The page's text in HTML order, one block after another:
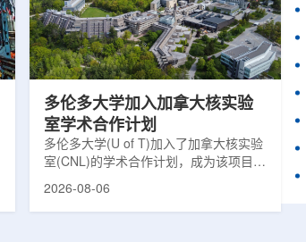
响微电子器件的性能和寿命。(图片由
ChatGPT 提供。)微电子器件广泛用于
智能手机、笔记本电脑、安全通信和人
工...
多伦多大学加入加拿大核实验
室学术合作计划
多伦多大学(U of T)加入了加拿大核实验
室(CNL)的学术合作计划，成为该项目中
的第十家参与机构。这项举措旨在加强
2026-08-06